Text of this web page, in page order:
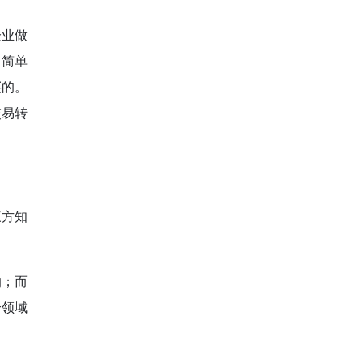
做
单
。
转
知
而
域